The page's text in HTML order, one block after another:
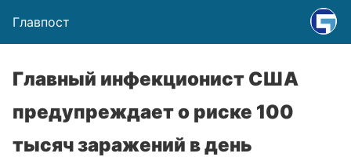
Главпост
Главный инфекционист США
предупреждает о риске 100
тысяч заражений в день